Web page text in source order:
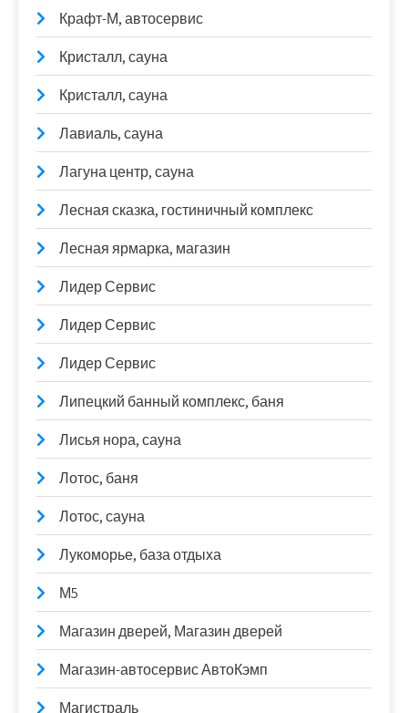
Крафт-М, автосервис
Кристалл, сауна
Кристалл, сауна
Лавиаль, сауна
Лагуна центр, сауна
Лесная сказка, гостиничный комплекс
Лесная ярмарка, магазин
Лидер Сервис
Лидер Сервис
Лидер Сервис
Липецкий банный комплекс, баня
Лисья нора, сауна
Лотос, баня
Лотос, сауна
Лукоморье, база отдыха
М5
Магазин дверей, Магазин дверей
Магазин-автосервис АвтоКэмп
Магистраль